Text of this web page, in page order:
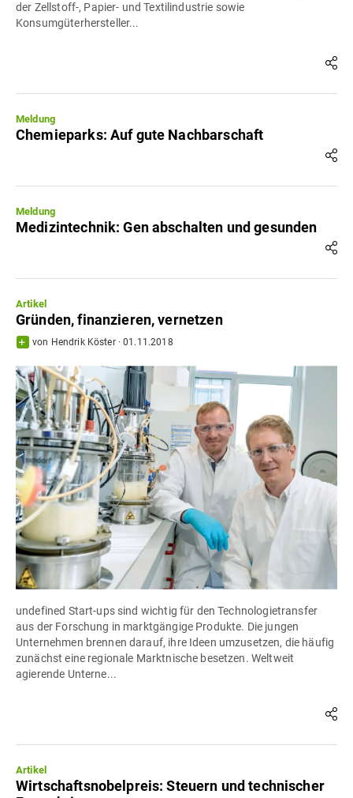
der Zellstoff-, Papier- und Textilindustrie sowie
Konsumgüterhersteller...
Meldung
Chemieparks: Auf gute Nachbarschaft
Meldung
Medizintechnik: Gen abschalten und gesunden
Artikel
Gründen, finanzieren, vernetzen
von Hendrik Köster·01.11.2018
undefined Start-ups sind wichtig für den Technologietransfer
aus der Forschung in marktgängige Produkte. Die jungen
Unternehmen brennen darauf, ihre Ideen umzusetzen, die häufig
zunächst eine regionale Marktnische besetzen. Weltweit
agierende Unterne...
Artikel
Wirtschaftsnobelpreis: Steuern und technischer